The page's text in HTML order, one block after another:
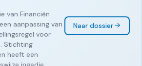
van Financiën
aanpassing van
voor
Stichting
heeft een
Naar dossier